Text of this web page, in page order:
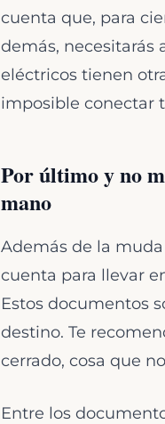
cuenta que, para
demás, necesitarás
eléctricos tienen
imposible conectar
Por último y no
mano
Además de la
cuenta para llevar
Estos documentos
destino. Te
cerrado, cosa que
Entre los